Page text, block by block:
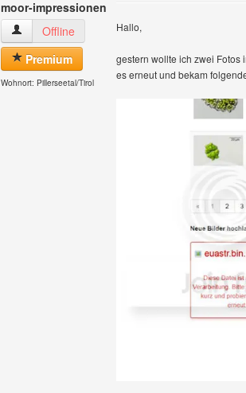
moor-impressionen
moor-impressionen Benutzer-Profile anzeigen
Offline
Premium
Wohnort: Pillerseetal/Tirol
Hallo,
gestern wollte ich zwei Fotos
es erneut und bekam